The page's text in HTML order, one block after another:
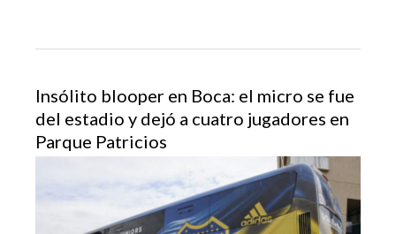
Insólito blooper en Boca: el micro se fue
del estadio y dejó a cuatro jugadores en
Parque Patricios